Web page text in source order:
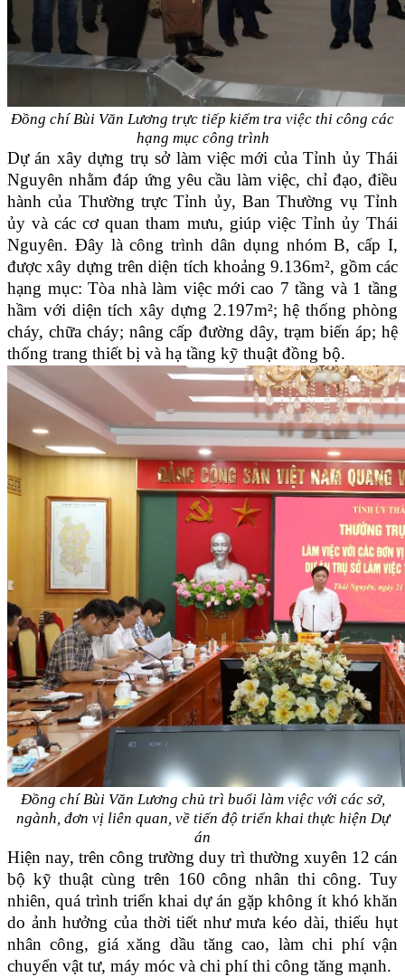
Đồng chí Bùi Văn Lương trực tiếp kiểm tra việc thi công các
hạng mục công trình
Dự án xây dựng trụ sở làm việc mới của Tỉnh ủy Thái
Nguyên nhằm đáp ứng yêu cầu làm việc, chỉ đạo, điều
hành của Thường trực Tỉnh ủy, Ban Thường vụ Tỉnh
ủy và các cơ quan tham mưu, giúp việc Tỉnh ủy Thái
Nguyên. Đây là công trình dân dụng nhóm B, cấp I,
được xây dựng trên diện tích khoảng 9.136m², gồm các
hạng mục: Tòa nhà làm việc mới cao 7 tầng và 1 tầng
hầm với diện tích xây dựng 2.197m²; hệ thống phòng
cháy, chữa cháy; nâng cấp đường dây, trạm biến áp; hệ
thống trang thiết bị và hạ tầng kỹ thuật đồng bộ.
Đồng chí Bùi Văn Lương chủ trì buổi làm việc với các sở,
ngành, đơn vị liên quan, về tiến độ triển khai thực hiện Dự
án
Hiện nay, trên công trường duy trì thường xuyên 12 cán
bộ kỹ thuật cùng trên 160 công nhân thi công. Tuy
nhiên, quá trình triển khai dự án gặp không ít khó khăn
do ảnh hưởng của thời tiết như mưa kéo dài, thiếu hụt
nhân công, giá xăng dầu tăng cao, làm chi phí vận
chuyển vật tư, máy móc và chi phí thi công tăng mạnh.